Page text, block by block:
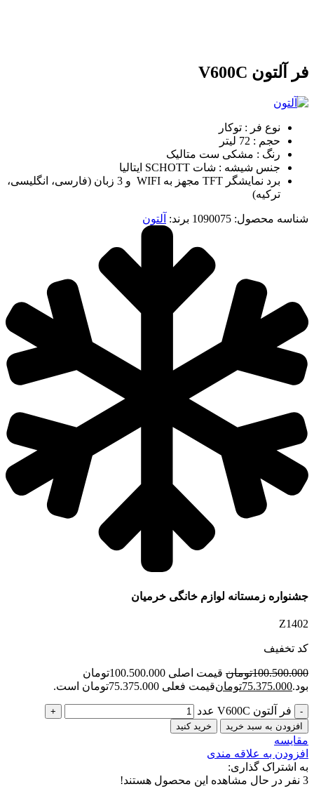
فر آلتون V600C
نوع فر : توکار
حجم : 72 لیتر
رنگ : مشکی ست متالیک
جنس شیشه : شات SCHOTT ایتالیا
برد نمایشگر TFT مجهز به WIFI و 3 زبان (فارسی، انگلیسی،
ترکیه)
شناسه محصول: 1090075 برند: آلتون
جشنواره زمستانه لوازم خانگی خرمیان
Z1402
کد تخفیف
100.500.000تومان
قیمت اصلی 100.500.000تومان
بود.75.375.000تومانقیمت فعلی 75.375.000تومان است.
فر آلتون V600C عدد
افزودن به سبد خرید خرید کنید
مقایسه
افزودن به علاقه مندی
به اشتراک گذاری:
3 نفر در حال مشاهده این محصول هستند!